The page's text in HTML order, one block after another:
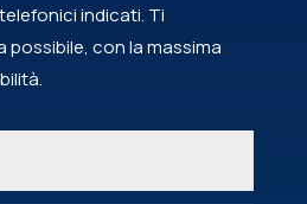
indicati. Ti
possibile, con la massima